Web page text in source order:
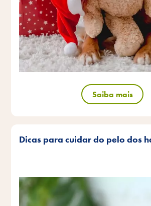
Saiba mais
Dicas para cuidar do pelo dos